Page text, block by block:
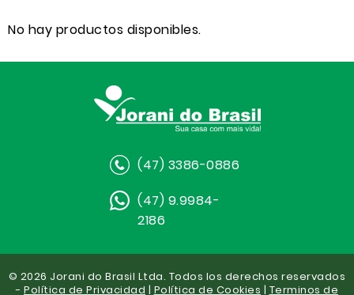
No hay productos disponibles.
(47) 3386-0886
(47) 9.9984-
2186
© 2026 Jorani do Brasil Ltda. Todos los derechos reservados
- Política de Privacidad | Política de Cookies | Terminos de